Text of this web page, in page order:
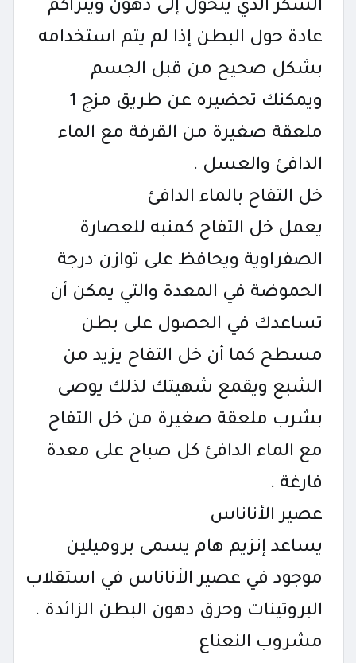
السكر الذي يتحول إلى دهون ويتراكم
عادة حول البطن إذا لم يتم استخدامه
بشكل صحيح من قبل الجسم
ويمكنك تحضيره عن طريق مزج 1
ملعقة صغيرة من القرفة مع الماء
الدافئ والعسل .
خل التفاح بالماء الدافئ
يعمل خل التفاح كمنبه للعصارة
الصفراوية ويحافظ على توازن درجة
الحموضة في المعدة والتي يمكن أن
تساعدك في الحصول على بطن
مسطح كما أن خل التفاح يزيد من
الشبع ويقمع شهيتك لذلك يوصى
بشرب ملعقة صغيرة من خل التفاح
مع الماء الدافئ كل صباح على معدة
فارغة .
عصير الأناناس
يساعد إنزيم هام يسمى بروميلين
موجود في عصير الأناناس في استقلاب
البروتينات وحرق دهون البطن الزائدة .
مشروب النعناع